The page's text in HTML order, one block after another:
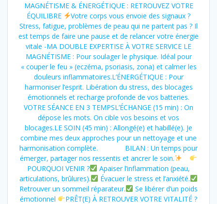
MAGNÉTISME & ÉNERGÉTIQUE : RETROUVEZ VOTRE
ÉQUILIBRE
Votre corps vous envoie des signaux ?
Stress, fatigue, problèmes de peau qui ne partent pas ? Il
est temps de faire une pause et de relancer votre énergie
vitale -MA DOUBLE EXPERTISE À VOTRE SERVICE LE
MAGNÉTISME : Pour soulager le physique. Idéal pour
« couper le feu » (eczéma, psoriasis, zona) et calmer les
douleurs inflammatoires.L’ÉNERGÉTIQUE : Pour
harmoniser l’esprit. Libération du stress, des blocages
émotionnels et recharge profonde de vos batteries.
VOTRE SÉANCE EN 3 TEMPSL’ÉCHANGE (15 min) : On
dépose les mots. On cible vos besoins et vos
blocages.LE SOIN (45 min) : Allongé(e) et habillé(e). Je
combine mes deux approches pour un nettoyage et une
harmonisation complète. BILAN : Un temps pour
émerger, partager nos ressentis et ancrer le soin.
POURQUOI VENIR ?
Apaiser l’inflammation (peau,
articulations, brûlures).
Évacuer le stress et l’anxiété.
Retrouver un sommeil réparateur.
Se libérer d’un poids
émotionnel
PRÊT(E) À RETROUVER VOTRE VITALITÉ ?